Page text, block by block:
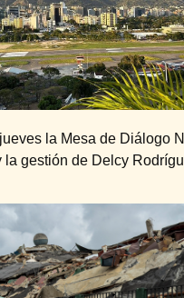
la Mesa de Diálogo
la gestión de Delcy